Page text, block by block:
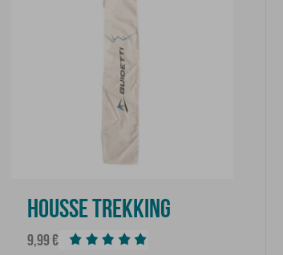
HOUSSE TREKKING
Prix
9,99 €